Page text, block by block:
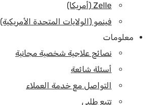
Zelle (أمريكا)
فينمو (الولايات المتحدة الأمريكية)
معلومات
نصائح علاجية شخصية مجانية
أسئلة شائعة
التواصل مع خدمة العملاء
تتبع طلبي